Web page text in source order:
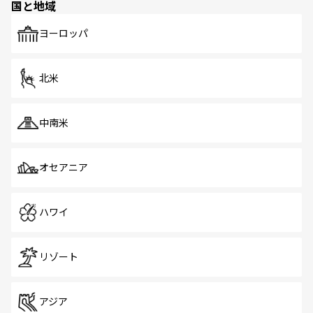
で、ホーカーズは地元の風情を楽しめる外せないスポット
国と地域
ヨーロッパ
北米
中南米
オセアニア
ハワイ
リゾート
アジア